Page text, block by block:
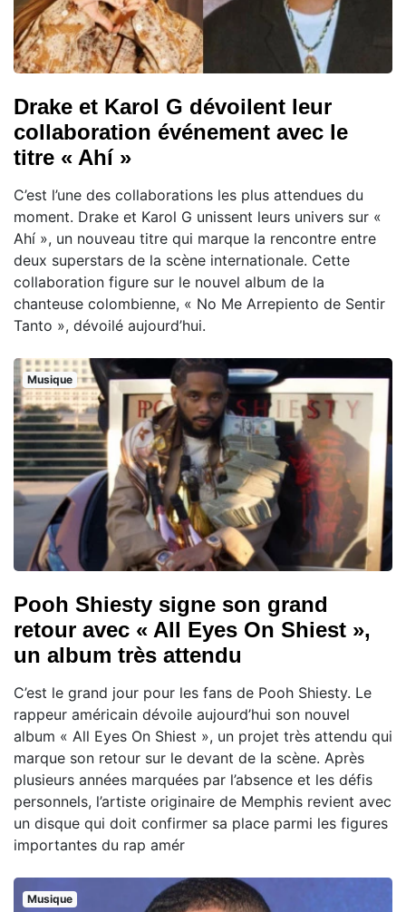
Drake et Karol G dévoilent leur
collaboration événement avec le
titre « Ahí »
C’est l’une des collaborations les plus attendues du
moment. Drake et Karol G unissent leurs univers sur «
Ahí », un nouveau titre qui marque la rencontre entre
deux superstars de la scène internationale. Cette
collaboration figure sur le nouvel album de la
chanteuse colombienne, « No Me Arrepiento de Sentir
Tanto », dévoilé aujourd’hui.
Musique
Pooh Shiesty signe son grand
retour avec « All Eyes On Shiest »,
un album très attendu
C’est le grand jour pour les fans de Pooh Shiesty. Le
rappeur américain dévoile aujourd’hui son nouvel
album « All Eyes On Shiest », un projet très attendu qui
marque son retour sur le devant de la scène. Après
plusieurs années marquées par l’absence et les défis
personnels, l’artiste originaire de Memphis revient avec
un disque qui doit confirmer sa place parmi les figures
importantes du rap amér
Musique